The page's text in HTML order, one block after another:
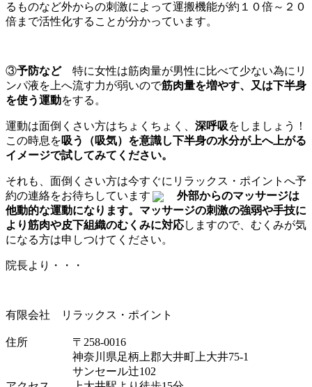
るものなど外からの刺激によって運搬機能が約１０倍～２０
倍まで活性化することが分かっています。
③予防など特に女性は筋肉量が男性に比べて少ない為にリ
ンパ液を上へ流す力が弱いので筋肉量を増やす、又は下半身
を使う運動をする。
運動は面倒くさい方はちょくちょく、 深呼吸をしましょう！
この時息を吸う（吸気）を意識し下半身の水分が上へ上がる
イメージで試してみてください。
それも、面倒くさい方は今すぐにリラックス・ポイントへ予
約の連絡をお待ちしています
外部からのマッサージは
他動的な運動になります。マッサージの刺激の強弱や手技に
より筋肉や皮下組織のむくみに対応しますので、むくみが気
になる方は申しつけてください。
院長より・・・
有限会社 リラックス・ポイント
住所 〒258-0016
神奈川県足柄上郡大井町上大井75-1
サンセール辻102